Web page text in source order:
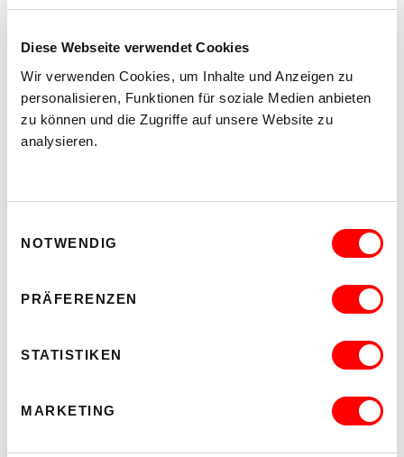
Diese Webseite verwendet Cookies
Wir verwenden Cookies, um Inhalte und Anzeigen zu
personalisieren, Funktionen für soziale Medien anbieten
zu können und die Zugriffe auf unsere Website zu
analysieren.
NOTWENDIG
PRÄFERENZEN
STATISTIKEN
MARKETINGZURÜCK ZU WUK KINDERKULTUR